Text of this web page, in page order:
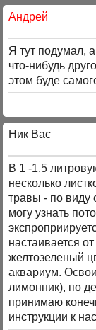
Андрей
Я тут подумал,
что-нибудь
этом буде
Ник Вас
В 1 -1,5
несколько
травы - по виду
могу узнать
настаивается
желтозеленый
аквариум.
лимонник), по
принимаю
инструкции к